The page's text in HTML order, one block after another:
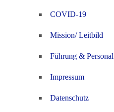
COVID-19
Mission/ Leitbild
Führung & Personal
Impressum
Datenschutz